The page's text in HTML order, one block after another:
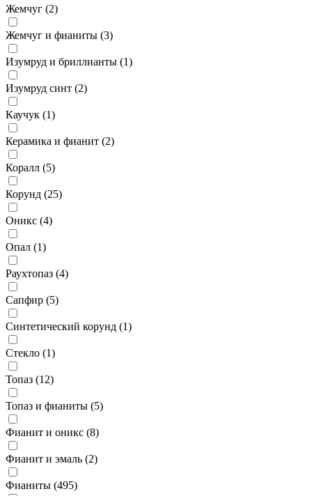
Жемчуг (2)
Жемчуг и фианиты (3)
Изумруд и бриллианты (1)
Изумруд синт (2)
Каучук (1)
Керамика и фианит (2)
Коралл (5)
Корунд (25)
Оникс (4)
Опал (1)
Раухтопаз (4)
Сапфир (5)
Синтетический корунд (1)
Стекло (1)
Топаз (12)
Топаз и фианиты (5)
Фианит и оникс (8)
Фианит и эмаль (2)
Фианиты (495)